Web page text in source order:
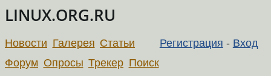
LINUX.ORG.RU
Регистрация - Вход
Новости Галерея Статьи
Форум Опросы Трекер Поиск